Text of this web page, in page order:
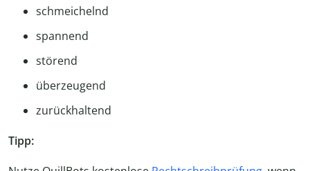
schmeichelnd
spannend
störend
überzeugend
zurückhaltend
Tipp: